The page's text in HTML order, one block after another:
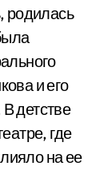
родилась
и его
детстве
где
на ее